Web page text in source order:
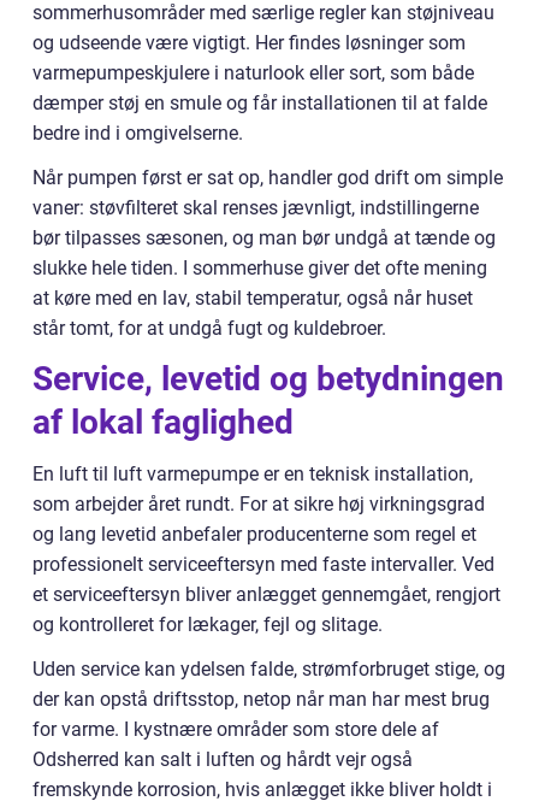
sommerhusområder med særlige regler kan støjniveau
og udseende være vigtigt. Her findes løsninger som
varmepumpeskjulere i naturlook eller sort, som både
dæmper støj en smule og får installationen til at falde
bedre ind i omgivelserne.
Når pumpen først er sat op, handler god drift om simple
vaner: støvfilteret skal renses jævnligt, indstillingerne
bør tilpasses sæsonen, og man bør undgå at tænde og
slukke hele tiden. I sommerhuse giver det ofte mening
at køre med en lav, stabil temperatur, også når huset
står tomt, for at undgå fugt og kuldebroer.
Service, levetid og betydningen
af lokal faglighed
En luft til luft varmepumpe er en teknisk installation,
som arbejder året rundt. For at sikre høj virkningsgrad
og lang levetid anbefaler producenterne som regel et
professionelt serviceeftersyn med faste intervaller. Ved
et serviceeftersyn bliver anlægget gennemgået, rengjort
og kontrolleret for lækager, fejl og slitage.
Uden service kan ydelsen falde, strømforbruget stige, og
der kan opstå driftsstop, netop når man har mest brug
for varme. I kystnære områder som store dele af
Odsherred kan salt i luften og hårdt vejr også
fremskynde korrosion, hvis anlægget ikke bliver holdt i